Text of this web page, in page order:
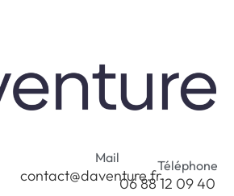
Mail
contact@daventure.fr
Téléphone
06 88 12 09 40